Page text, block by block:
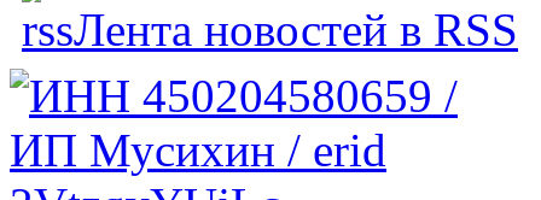
Лента новостей в RSS